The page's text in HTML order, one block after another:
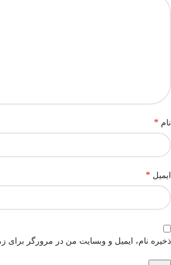
نام *
ایمیل *
ذخیره نام، ایمیل و وبسایت من در مرورگر برای